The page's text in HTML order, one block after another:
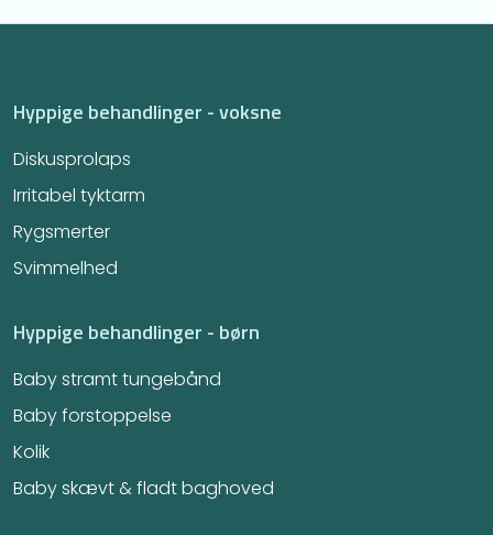
Hyppige behandlinger - voksne
Diskusprolaps
Irritabel tyktarm​
Rygsmerter
Svimmelhed
Hyppige behandlinger - børn
Baby stramt tungebånd
Baby forstoppelse
Kolik
Baby skævt & fladt baghoved